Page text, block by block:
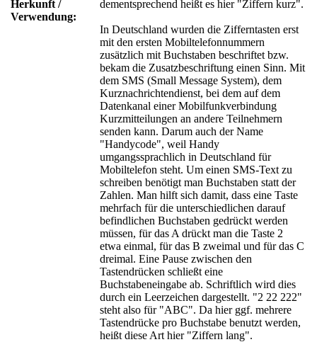
Herkunft /
Verwendung:
dementsprechend heißt es hier "Ziffern kurz".
In Deutschland wurden die Zifferntasten erst
mit den ersten Mobiltelefonnummern
zusätzlich mit Buchstaben beschriftet bzw.
bekam die Zusatzbeschriftung einen Sinn. Mit
dem SMS (Small Message System), dem
Kurznachrichtendienst, bei dem auf dem
Datenkanal einer Mobilfunkverbindung
Kurzmitteilungen an andere Teilnehmern
senden kann. Darum auch der Name
"Handycode", weil Handy
umgangssprachlich in Deutschland für
Mobiltelefon steht. Um einen SMS-Text zu
schreiben benötigt man Buchstaben statt der
Zahlen. Man hilft sich damit, dass eine Taste
mehrfach für die unterschiedlichen darauf
befindlichen Buchstaben gedrückt werden
müssen, für das A drückt man die Taste 2
etwa einmal, für das B zweimal und für das C
dreimal. Eine Pause zwischen den
Tastendrücken schließt eine
Buchstabeneingabe ab. Schriftlich wird dies
durch ein Leerzeichen dargestellt. "2 22 222"
steht also für "ABC". Da hier ggf. mehrere
Tastendrücke pro Buchstabe benutzt werden,
heißt diese Art hier "Ziffern lang".